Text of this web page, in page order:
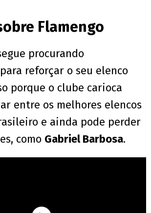
Flamengo
procurando
reforçar o seu elenco
porque o clube carioca
entre os melhores elencos
e ainda pode perder
como Gabriel Barbosa.